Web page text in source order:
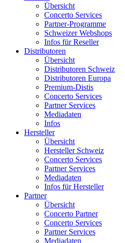
Übersicht
Concerto Services
Partner-Programme
Schweizer Webshops
Infos für Reseller
Distributoren
Übersicht
Distributoren Schweiz
Distributoren Europa
Premium-Distis
Concerto Services
Partner Services
Mediadaten
Infos
Hersteller
Übersicht
Hersteller Schweiz
Concerto Services
Partner Services
Mediadaten
Infos für Hersteller
Partner
Übersicht
Concerto Partner
Concerto Services
Partner Services
Mediadaten